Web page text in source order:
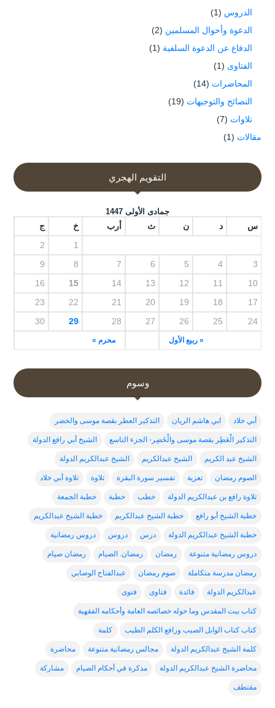
الدروس (1)
الدعوة وأحوال المسلمين (2)
الدفاع عن الدعوة السلفية (1)
الفتاوى (1)
المحاضرات (14)
النصائح والتوجيهات (19)
تلاوات (7)
مقالات (1)
التقويم الهجري
جمادى الأولى 1447
س د ن ث أرب خ ج
« ربيع الأول محرم »
1
2
3
4
5
6
7
8
9
10
11
12
13
14
15
16
17
18
19
20
21
22
23
24
25
26
27
28
29
30
وسوم
أبي خلاد ابي هاشم الريان التذكير العطر بقصة موسى والخضر
التذكير الْعَطِر بقصة موسى والْخَضِر- الجزء التاسع الشيخ أبي رافع الدولة
الشيخ عبد الكريم الشيخ عبدالكريم الشيخ عبدالكريم الدولة
الصوم رمضان تعزية تفسير سورة البقرة تلاوة تلاوة أبي خلاد
تلاوة رافع بن عبدالكريم الدولة خطب خطبة خطبة الجمعة
خطبة الشيخ أبو رافع خطبة الشيخ عبدالكربم خطبة الشيخ عبدالكريم
خطبة الشيخ عبدالكريم الدولة درس دروس دروس رمضانية
دروس رمضانية متنوعة رمضان رمضان. الصيام رمضان صيام
رمضان مدرسة متكاملة صوم رمضان عبدالفتاح الوصابي
عبدالكريم الدولة فائدة فتاوى فتوى
كتاب بيت المقدس وما حوله خصائصه العامة وأحكامه الفقهية
كتاب كتاب الوابل الصيب ورافع الكلم الطيب كلمة
كلمة الشيخ عبدالكريم الدولة مجالس رمضانية متنوعة محاضرة
محاضرة الشيخ عبدالكريم الدولة مذكرة في أحكام الصيام مشاركة
مقتطف